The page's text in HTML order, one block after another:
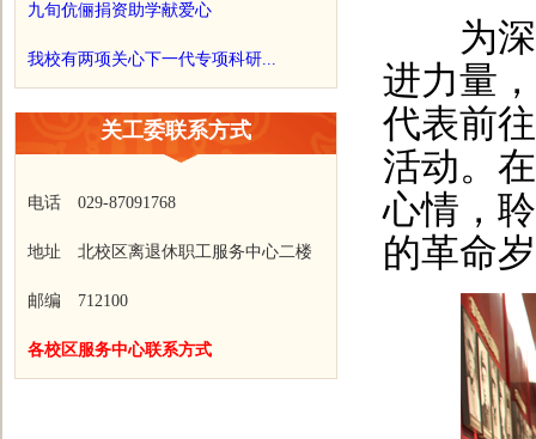
九旬伉俪捐资助学献爱心
我校有两项关心下一代专项科研...
关工委联系方式
电话 029-87091768
地址 北校区离退休职工服务中心二楼
邮编 712100
各校区服务中心联系方式
为深
进力量
代表前
活动。
心情，
的革命